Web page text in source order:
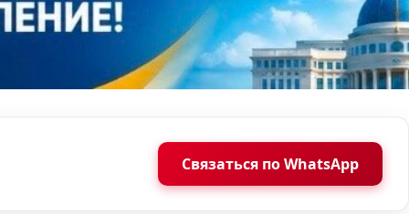
Связаться по WhatsApp